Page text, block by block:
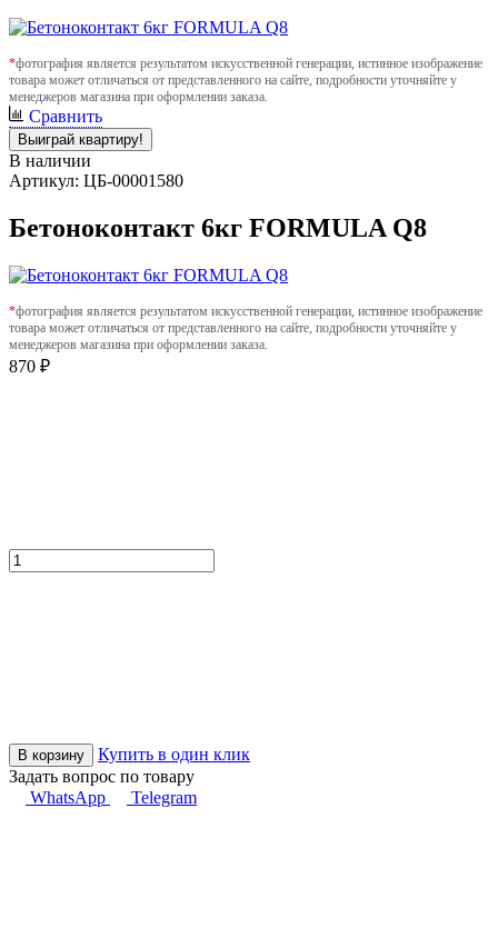
*фотография является результатом искусственной генерации, истинное изображение
товара может отличаться от представленного на сайте, подробности уточняйте у
менеджеров магазина при оформлении заказа.
Сравнить
Выиграй квартиру!
В наличии
Артикул: ЦБ-00001580
Бетоноконтакт 6кг FORMULA Q8
*фотография является результатом искусственной генерации, истинное изображение
товара может отличаться от представленного на сайте, подробности уточняйте у
менеджеров магазина при оформлении заказа.
870 ₽
В корзину
Купить в один клик
Задать вопрос по товару
WhatsApp
Telegram